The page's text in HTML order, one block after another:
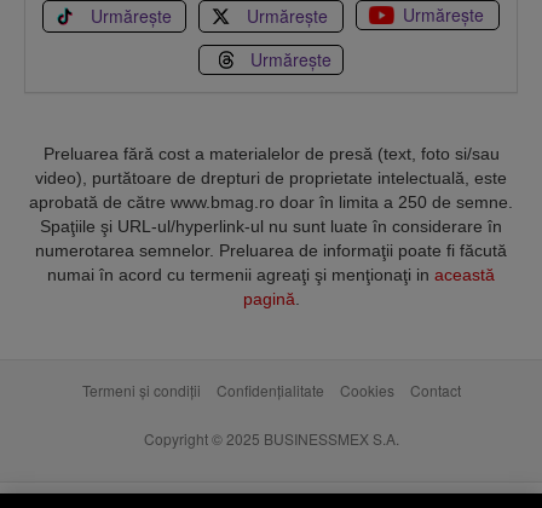
Urmărește Urmărește
Urmărește
Urmărește
Preluarea fără cost a materialelor de presă (text, foto si/sau
video), purtătoare de drepturi de proprietate intelectuală, este
aprobată de către www.bmag.ro doar în limita a 250 de semne.
Spaţiile şi URL-ul/hyperlink-ul nu sunt luate în considerare în
numerotarea semnelor. Preluarea de informaţii poate fi făcută
numai în acord cu termenii agreaţi şi menţionaţi in această
pagină
Termeni și condiții Confidențialitate Cookies Contact
Copyright © 2025 BUSINESSMEX S.A.